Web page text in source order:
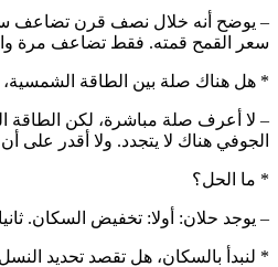
سعر القمح قمته. فقط تضاعف مرة
* هل هناك صلة بين الطاقة الشمسية،
– لا أعرف صلة مباشرة، لكن الطاقة
الجوفي هناك لا يتجدد. ولا أقدر على
* ما الحل؟
– يوجد حلان: أولا: تخفيض السكان.
* لنبدأ بالسكان، هل تقصد تحديد